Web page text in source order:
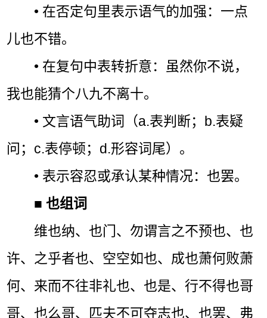
• 在否定句里表示语气的加强：一点
儿也不错。
• 在复句中表转折意：虽然你不说，
我也能猜个八九不离十。
• 文言语气助词（a.表判断；b.表疑
问；c.表停顿；d.形容词尾）。
• 表示容忍或承认某种情况：也罢。
■也组词
维也纳、也门、勿谓言之不预也、也
许、之乎者也、空空如也、成也萧何败萧
何、来而不往非礼也、也是、行不得也哥
哥、也么哥、匹夫不可夺志也、也罢、弗